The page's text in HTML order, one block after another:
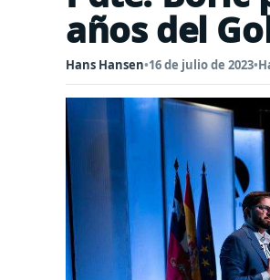
años del
Hans Hansen•16 de julio de 2023•